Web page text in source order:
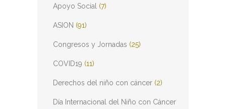
Apoyo Social (7)
ASION (91)
Congresos y Jornadas (25)
COVID19 (11)
Derechos del niño con cáncer (2)
Día Internacional del Niño con Cáncer